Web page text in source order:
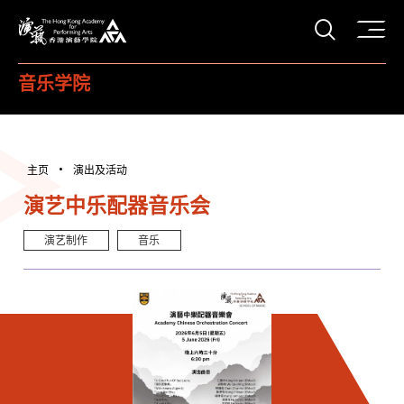
打开
音乐学院
主页 演出及活动
演艺中乐配器音乐会
演艺制作 音乐